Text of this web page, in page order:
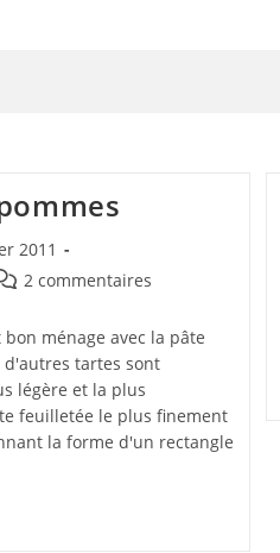
2011
publication :
2 commentaires
ménage avec la pâte
tartes sont
légère et la plus
feuilletée le plus finement
la forme d'un rectangle